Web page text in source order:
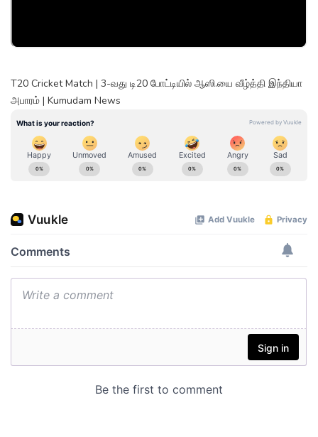
T20 Cricket Match | 3-வது டி20 போட்டியில் ஆஸி.யை வீழ்த்தி இந்தியா
அபாரம் | Kumudam News